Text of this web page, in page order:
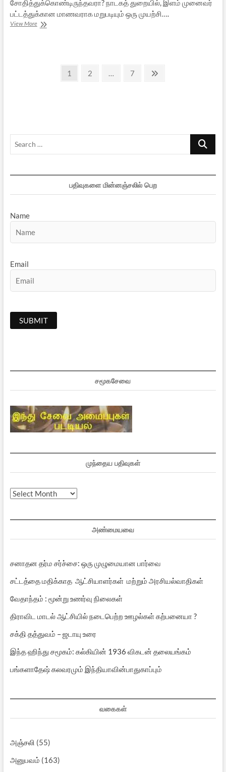
சோதித்துக்கொண்டிருந்தவரா? நாடகத் துறையில், இளம் முனைவர்
பட்டத்துக்கான மாணவராக மறுபடியும் ஒரு முயற்சி….
View Moreதற்கொலைக்கு
Page
1 Page
2 … Page
7
Search
பதிவுகளை மின்னஞ்சலில் பெற
Name
Email
சமூகசேவை
முந்தைய பதிவுகள்
முந்தைய
அண்மையவை
சனாதன தர்ம சர்ச்சை: ஒரு முழுமையான பார்வை
சட்டத்தை மதிக்காத ஆட்சியாளர்கள் மற்றும் அரசியல்வாதிகள்
வேதாந்தம் : மூன்று உணர்வு நிலைகள்
திராவிட மாடல் ஆட்சியில் நடைபெற்ற ஊழல்கள் கற்பனையா ?
சக்தி தத்துவம் – ஜடாயு உரை
இந்த ஹிந்து சமூகம்: கல்கியின் 1936 விகடன் தலையங்கம்
பங்களாதேஷ் கலவரமும் இந்தியாவின்பாதுகாப்பும்
வகைகள்
அஞ்சலி (55)
அனுபவம் (163)